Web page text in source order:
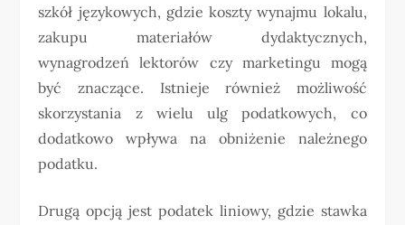
szkół językowych, gdzie koszty wynajmu lokalu,
zakupu materiałów dydaktycznych,
wynagrodzeń lektorów czy marketingu mogą
być znaczące. Istnieje również możliwość
skorzystania z wielu ulg podatkowych, co
dodatkowo wpływa na obniżenie należnego
podatku.
Drugą opcją jest podatek liniowy, gdzie stawka